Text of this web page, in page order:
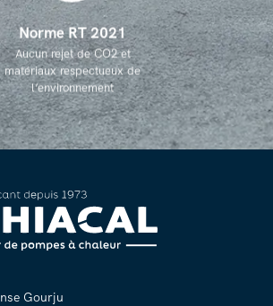
Norme RT 2021
Aucun rejet de CO2 et
matériaux respectueux de
l’environnement
Gourju